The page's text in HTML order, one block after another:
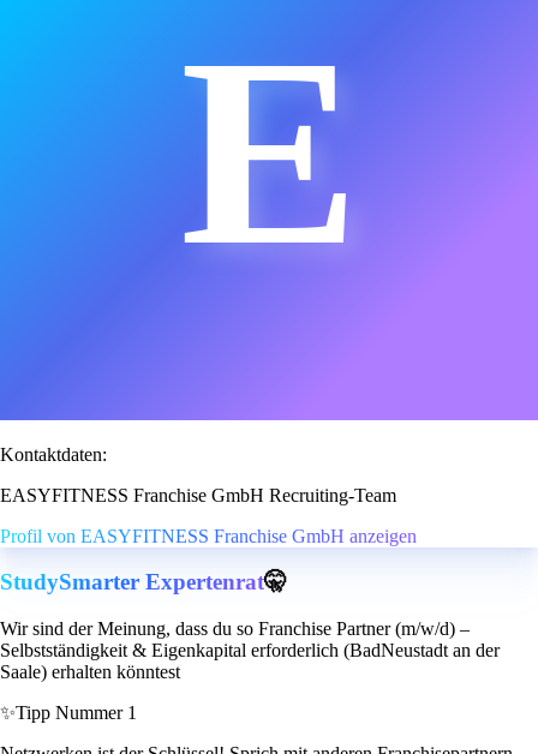
E
Kontaktdaten:
EASYFITNESS Franchise GmbH Recruiting-Team
Profil von EASYFITNESS Franchise GmbH anzeigen
StudySmarter Expertenrat🤫
Wir sind der Meinung, dass du so Franchise Partner (m/w/d) –
Selbstständigkeit & Eigenkapital erforderlich (BadNeustadt an der
Saale) erhalten könntest
✨Tipp Nummer 1